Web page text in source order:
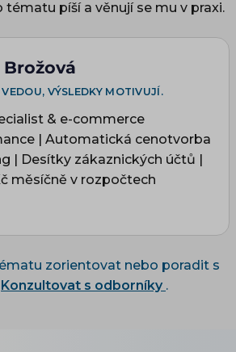
píší a věnují se mu v praxi.
VÝSLEDKY MOTIVUJÍ.
& e-commerce
| Automatická cenotvorba
| Desítky zákaznických účtů |
měsíčně v rozpočtech
zorientovat nebo poradit s
Konzultovat s odborníky .